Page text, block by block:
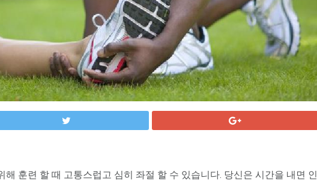
해 훈련 할 때 고통스럽고 심히 좌절 할 수 있습니다. 당신은 시간을 내면 인